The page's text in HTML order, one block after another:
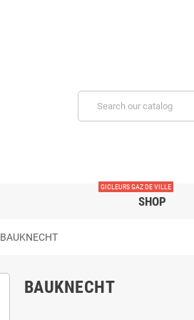
SHOP
GICLEURS GAZ DE VILLE
BAUKNECHT
BAUKNECHT